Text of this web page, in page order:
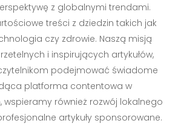
z globalnymi trendami.
treści z dziedzin takich jak
czy zdrowie. Naszą misją
i inspirujących artykułów,
podejmować świadome
platforma contentowa w
wspieramy również rozwój lokalnego
artykuły sponsorowane.